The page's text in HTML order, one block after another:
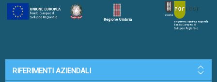
RIFERIMENTI AZIENDALI